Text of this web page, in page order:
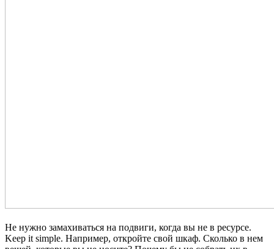
Не нужно замахиваться на подвиги, когда вы не в ресурсе.
Keep it simple. Например, откройте свой шкаф. Сколько в нем